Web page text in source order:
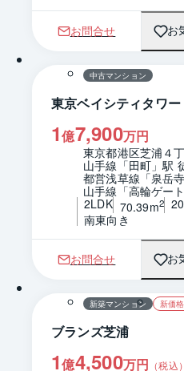
お問合せ お
中古マンション
東京ベイシティタワー
1億7,900万円
東京都港区芝浦４
山手線「田町」駅
都営浅草線「泉岳
山手線「高輪ゲー
2LDK 70.39m2
南東向き
お問合せ お
新築マンション 新価
ブランズ芝浦
1億4,500万円 （税込）